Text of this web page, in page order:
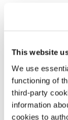
This website
We use
functioning of
third-party
information
cookies to